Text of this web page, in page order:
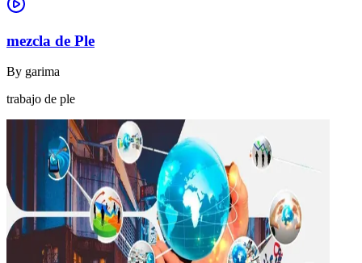
mezcla de Ple
By garima
trabajo de ple